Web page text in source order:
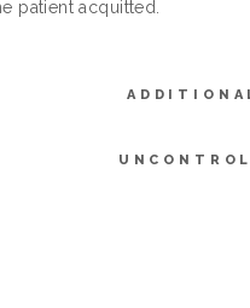
patient acquitted.